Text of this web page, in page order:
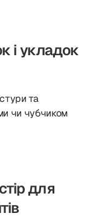
і укладок
та
чи чубчиком
для